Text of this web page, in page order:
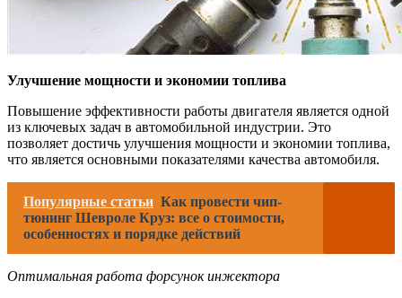
Улучшение мощности и экономии топлива
Повышение эффективности работы двигателя является одной
из ключевых задач в автомобильной индустрии. Это
позволяет достичь улучшения мощности и экономии топлива,
что является основными показателями качества автомобиля.
Популярные статьи Как провести чип-
тюнинг Шевроле Круз: все о стоимости,
особенностях и порядке действий
Оптимальная работа форсунок инжектора